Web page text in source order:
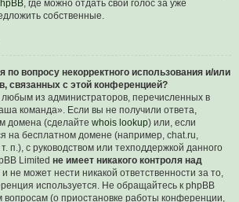
, где можно отдать свой голос за уже
собственные.
по вопросу некорректного использования и/или
связанных с этой конференцией?
любым из администраторов, перечисленных в
команда». Если вы не получили ответа,
домена (сделайте whois lookup) или, если
на бесплатном домене (например, chat.ru,
п.), с руководством или техподдержкой данного
Limited не имеет никакого контроля над
и не может нести никакой ответственности за то,
используется. Не обращайтесь к phpBB
вопросам (о приостановке работы конференции,